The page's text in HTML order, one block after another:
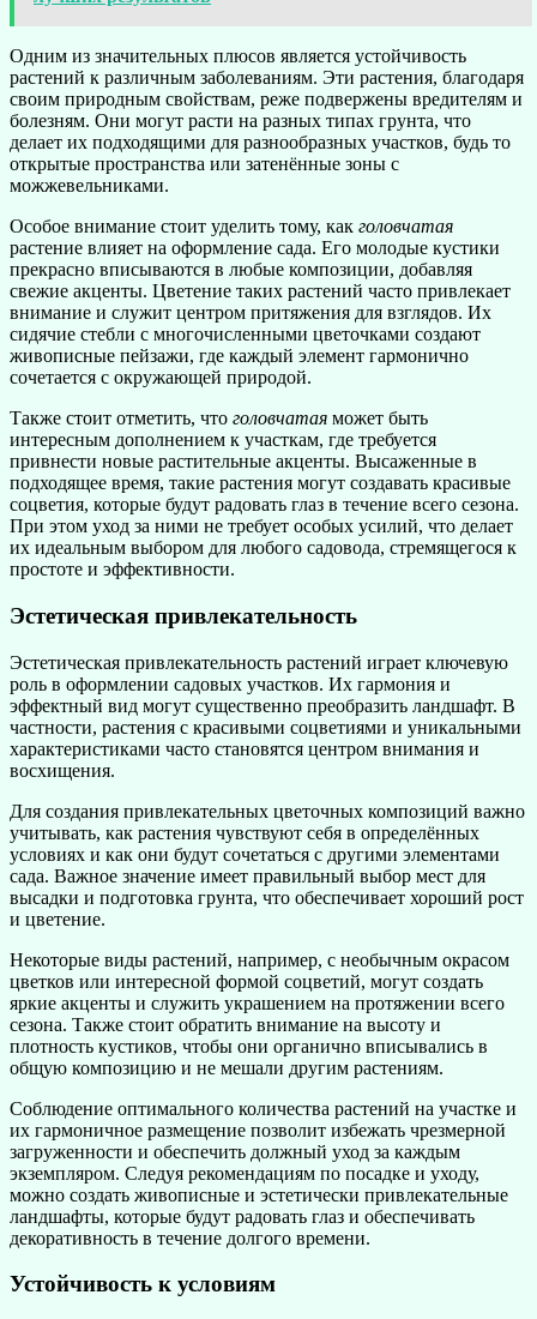
Одним из значительных плюсов является устойчивость
растений к различным заболеваниям. Эти растения, благодаря
своим природным свойствам, реже подвержены вредителям и
болезням. Они могут расти на разных типах грунта, что
делает их подходящими для разнообразных участков, будь то
открытые пространства или затенённые зоны с
можжевельниками.
Особое внимание стоит уделить тому, как головчатая
растение влияет на оформление сада. Его молодые кустики
прекрасно вписываются в любые композиции, добавляя
свежие акценты. Цветение таких растений часто привлекает
внимание и служит центром притяжения для взглядов. Их
сидячие стебли с многочисленными цветочками создают
живописные пейзажи, где каждый элемент гармонично
сочетается с окружающей природой.
Также стоит отметить, что головчатая может быть
интересным дополнением к участкам, где требуется
привнести новые растительные акценты. Высаженные в
подходящее время, такие растения могут создавать красивые
соцветия, которые будут радовать глаз в течение всего сезона.
При этом уход за ними не требует особых усилий, что делает
их идеальным выбором для любого садовода, стремящегося к
простоте и эффективности.
Эстетическая привлекательность
Эстетическая привлекательность растений играет ключевую
роль в оформлении садовых участков. Их гармония и
эффектный вид могут существенно преобразить ландшафт. В
частности, растения с красивыми соцветиями и уникальными
характеристиками часто становятся центром внимания и
восхищения.
Для создания привлекательных цветочных композиций важно
учитывать, как растения чувствуют себя в определённых
условиях и как они будут сочетаться с другими элементами
сада. Важное значение имеет правильный выбор мест для
высадки и подготовка грунта, что обеспечивает хороший рост
и цветение.
Некоторые виды растений, например, с необычным окрасом
цветков или интересной формой соцветий, могут создать
яркие акценты и служить украшением на протяжении всего
сезона. Также стоит обратить внимание на высоту и
плотность кустиков, чтобы они органично вписывались в
общую композицию и не мешали другим растениям.
Соблюдение оптимального количества растений на участке и
их гармоничное размещение позволит избежать чрезмерной
загруженности и обеспечить должный уход за каждым
экземпляром. Следуя рекомендациям по посадке и уходу,
можно создать живописные и эстетически привлекательные
ландшафты, которые будут радовать глаз и обеспечивать
декоративность в течение долгого времени.
Устойчивость к условиям